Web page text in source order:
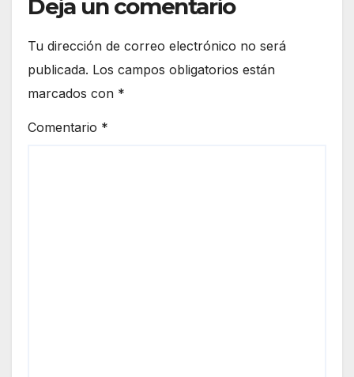
Deja un comentario
Tu dirección de correo electrónico no será
publicada. Los campos obligatorios están
marcados con *
Comentario *